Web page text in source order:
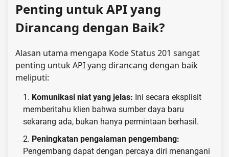
Penting untuk API yang
Dirancang dengan Baik?
Alasan utama mengapa Kode Status 201 sangat
penting untuk API yang dirancang dengan baik
meliputi:
Komunikasi niat yang jelas: Ini secara eksplisit
memberitahu klien bahwa sumber daya baru
sekarang ada, bukan hanya permintaan berhasil.
Peningkatan pengalaman pengembang:
Pengembang dapat dengan percaya diri menangani